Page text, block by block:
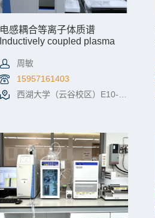
电感耦合等离子体质谱
Inductively coupled plasma
周敏
15957161403
西湖大学（云谷校区）E10-146